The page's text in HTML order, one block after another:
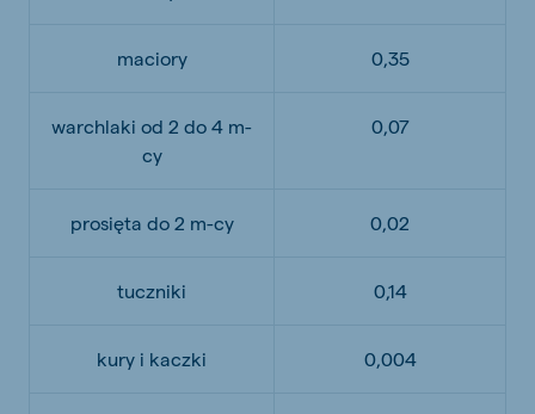
maciory 0,35
warchlaki od 2 do 4 m-
cy
0,07
prosięta do 2 m-cy 0,02
tuczniki 0,14
kury i kaczki 0,004